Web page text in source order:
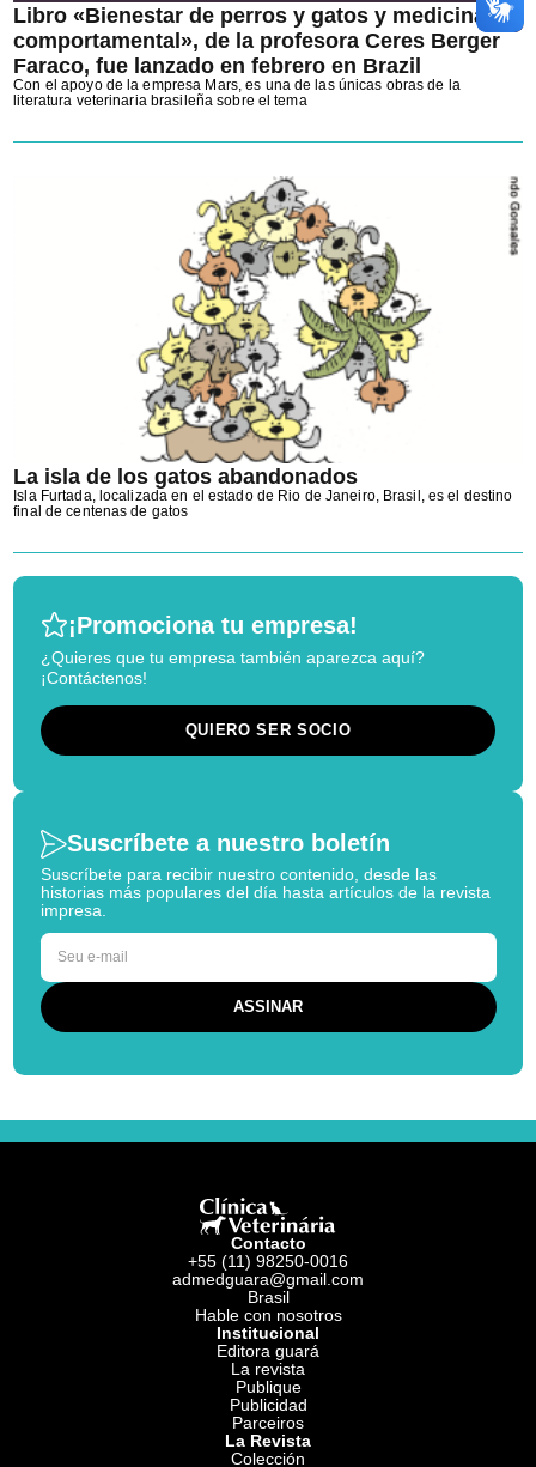
Libro «Bienestar de perros y gatos y medicina
comportamental», de la profesora Ceres Berger
Faraco, fue lanzado en febrero en Brazil
Con el apoyo de la empresa Mars, es una de las únicas obras de la
literatura veterinaria brasileña sobre el tema
La isla de los gatos abandonados
Isla Furtada, localizada en el estado de Rio de Janeiro, Brasil, es el destino
final de centenas de gatos
¡Promociona tu empresa!
¿Quieres que tu empresa también aparezca aquí?
¡Contáctenos!
QUIERO SER SOCIO
Suscríbete a nuestro boletín
Suscríbete para recibir nuestro contenido, desde las
historias más populares del día hasta artículos de la revista
impresa.
Contacto
+55 (11) 98250-0016
admedguara@gmail.com
Brasil
Hable con nosotros
Institucional
Editora guará
La revista
Publique
Publicidad
Parceiros
La Revista
Colección